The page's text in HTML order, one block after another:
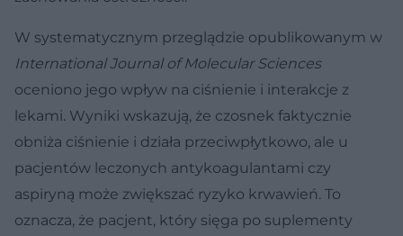
W systematycznym przeglądzie opublikowanym w
International Journal of Molecular Sciences
oceniono jego wpływ na ciśnienie i interakcje z
lekami. Wyniki wskazują, że czosnek faktycznie
obniża ciśnienie i działa przeciwpłytkowo, ale u
pacjentów leczonych antykoagulantami czy
aspiryną może zwiększać ryzyko krwawień. To
oznacza, że pacjent, który sięga po suplementy